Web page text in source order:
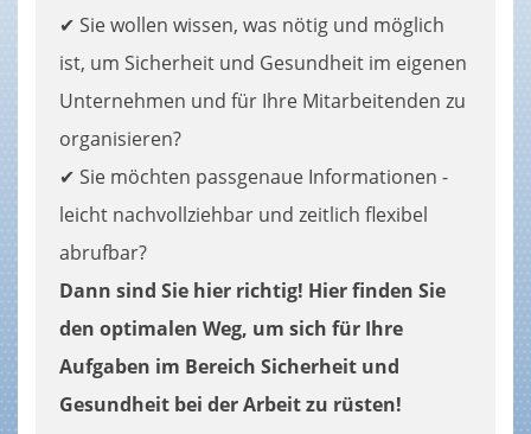
✔ Sie wollen wissen, was nötig und möglich
ist, um Sicherheit und Gesundheit im eigenen
Unternehmen und für Ihre Mitarbeitenden zu
organisieren?
✔ Sie möchten passgenaue Informationen -
leicht nachvollziehbar und zeitlich flexibel
abrufbar?
Dann sind Sie hier richtig! Hier finden Sie
den optimalen Weg, um sich für Ihre
Aufgaben im Bereich Sicherheit und
Gesundheit bei der Arbeit zu rüsten!